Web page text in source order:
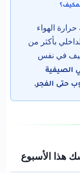
الهواء
بأكثر من
في نفس
الصيفية
حتى الفجر.